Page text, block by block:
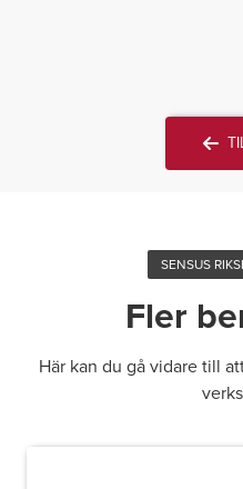

SENSUS
Fler
Här kan du gå vidare till